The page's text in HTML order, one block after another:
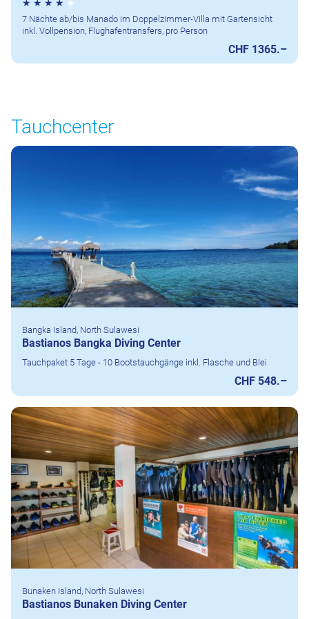
7 Nächte ab/bis Manado im Doppelzimmer-Villa mit Gartensicht
inkl. Vollpension, Flughafentransfers, pro Person
CHF 1365.–
Tauchcenter
Bangka Island, North Sulawesi
Bastianos Bangka Diving Center
Tauchpaket 5 Tage - 10 Bootstauchgänge inkl. Flasche und Blei
CHF 548.–
Bunaken Island, North Sulawesi
Bastianos Bunaken Diving Center